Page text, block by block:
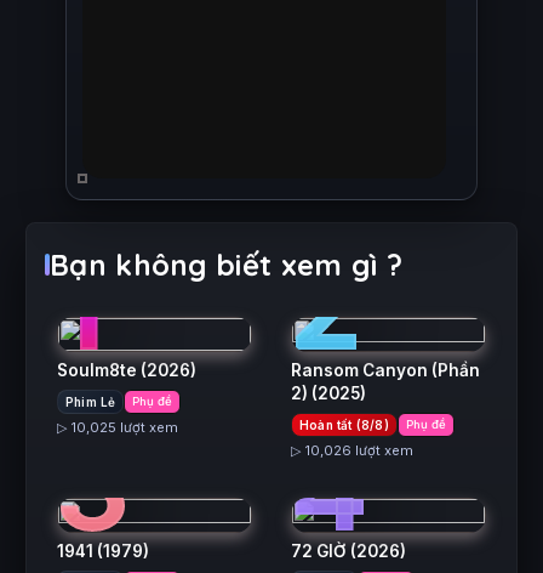
Bạn không biết xem gì ?
1
Soulm8te (2026)
Phim Lẻ Phụ đề
▷ 10,025 lượt xem
2
Ransom Canyon (Phần
2) (2025)
Hoàn tất (8/8) Phụ đề
▷ 10,026 lượt xem
3
1941 (1979) 4
72 GIỜ (2026)